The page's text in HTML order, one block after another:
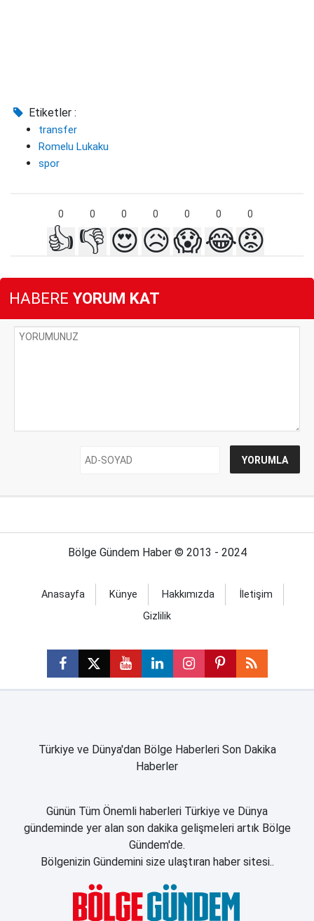
Etiketler :
transfer
Romelu Lukaku
spor
0 0 0 0 0 0 0
👍 👎 😍😥😱😂😡
HABERE YORUM KAT
Bölge Gündem Haber © 2013 - 2024
Anasayfa Künye Hakkımızda
İletişim
Gizlilik
Türkiye ve Dünya'dan Bölge Haberleri Son Dakika
Haberler
Günün Tüm Önemli haberleri Türkiye ve Dünya
gündeminde yer alan son dakika gelişmeleri artık Bölge
Gündem'de.
Bölgenizin Gündemini size ulaştıran haber sitesi..